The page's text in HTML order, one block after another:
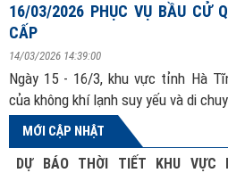
16/03/2026 PHỤC VỤ BẦU CỬ
CẤP
14/03/2026 14:39:00
Ngày 15 - 16/3, khu vực tỉnh Hà
của không khí lạnh suy yếu và di
MỚI CẬP NHẬT
DỰ BÁO THỜI TIẾT KHU